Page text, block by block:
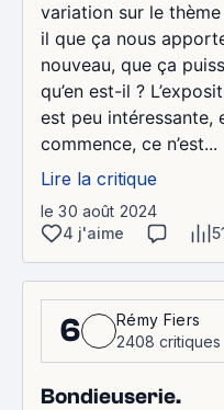
variation sur le
il que ça nous
nouveau, que ça
qu’en est-il ?
est peu intéressante,
commence, ce n’est...
Lire la critique
le 30 août 2024
4 j'aime
6
Rémy Fiers
2408 critiques
Bondieuserie.